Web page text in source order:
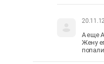
А еще
Жену